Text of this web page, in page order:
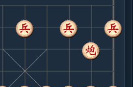
红+15
红+19
红+1
兵三进一
红+0
红+0
红+0